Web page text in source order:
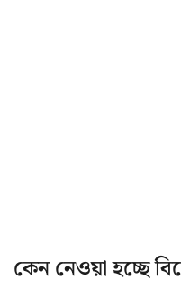
কেন নেওয়া হচ্ছে